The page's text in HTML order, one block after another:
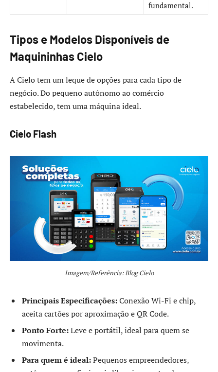
fundamental.
Tipos e Modelos Disponíveis de
Maquininhas Cielo
A Cielo tem um leque de opções para cada tipo de
negócio. Do pequeno autônomo ao comércio
estabelecido, tem uma máquina ideal.
Cielo Flash
Imagem/Referência: Blog Cielo
Principais Especificações:Conexão Wi-Fi e chip,
aceita cartões por aproximação e QR Code.
Ponto Forte:Leve e portátil, ideal para quem se
movimenta.
Para quem é ideal:Pequenos empreendedores,